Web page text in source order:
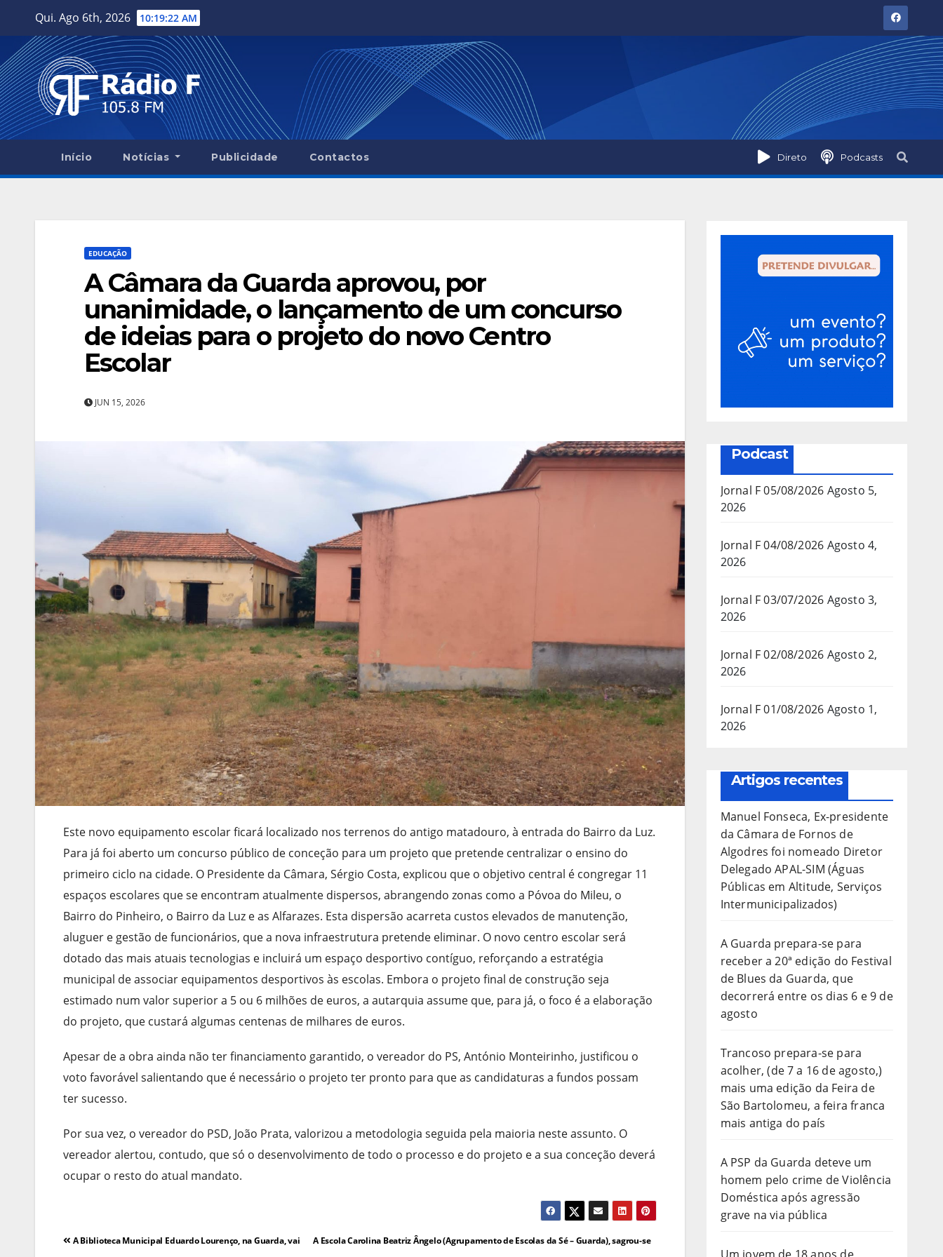
content
Qui. Ago 6th, 2026 10:19:23 AM
Direto Podcasts
Início Notícias Publicidade Contactos
EDUCAÇÃO
A Câmara da Guarda aprovou, por
unanimidade, o lançamento de um concurso
de ideias para o projeto do novo Centro
Escolar
JUN 15, 2026
Este novo equipamento escolar ficará localizado nos terrenos do antigo matadouro, à entrada do Bairro da Luz.
Para já foi aberto um concurso público de conceção para um projeto que pretende centralizar o ensino do
primeiro ciclo na cidade. O Presidente da Câmara, Sérgio Costa, explicou que o objetivo central é congregar 11
espaços escolares que se encontram atualmente dispersos, abrangendo zonas como a Póvoa do Mileu, o
Bairro do Pinheiro, o Bairro da Luz e as Alfarazes. Esta dispersão acarreta custos elevados de manutenção,
aluguer e gestão de funcionários, que a nova infraestrutura pretende eliminar. O novo centro escolar será
dotado das mais atuais tecnologias e incluirá um espaço desportivo contíguo, reforçando a estratégia
municipal de associar equipamentos desportivos às escolas. Embora o projeto final de construção seja
estimado num valor superior a 5 ou 6 milhões de euros, a autarquia assume que, para já, o foco é a elaboração
do projeto, que custará algumas centenas de milhares de euros.
Apesar de a obra ainda não ter financiamento garantido, o vereador do PS, António Monteirinho, justificou o
voto favorável salientando que é necessário o projeto ter pronto para que as candidaturas a fundos possam
ter sucesso.
Por sua vez, o vereador do PSD, João Prata, valorizou a metodologia seguida pela maioria neste assunto. O
vereador alertou, contudo, que só o desenvolvimento de todo o processo e do projeto e a sua conceção deverá
ocupar o resto do atual mandato.
Navegação
A Escola Carolina Beatriz Ângelo (Agrupamento de Escolas da Sé – Guarda), sagrou-se
A Biblioteca Municipal Eduardo Lourenço, na Guarda, vai
Podcast
Jornal F 05/08/2026 Agosto 5,
2026
Jornal F 04/08/2026 Agosto 4,
2026
Jornal F 03/07/2026 Agosto 3,
2026
Jornal F 02/08/2026 Agosto 2,
2026
Jornal F 01/08/2026 Agosto 1,
2026
Artigos recentes
Manuel Fonseca, Ex-presidente
da Câmara de Fornos de
Algodres foi nomeado Diretor
Delegado APAL-SIM (Águas
Públicas em Altitude, Serviços
Intermunicipalizados)
A Guarda prepara-se para
receber a 20ª edição do Festival
de Blues da Guarda, que
decorrerá entre os dias 6 e 9 de
agosto
Trancoso prepara-se para
acolher, (de 7 a 16 de agosto,)
mais uma edição da Feira de
São Bartolomeu, a feira franca
mais antiga do país
A PSP da Guarda deteve um
homem pelo crime de Violência
Doméstica após agressão
grave na via pública